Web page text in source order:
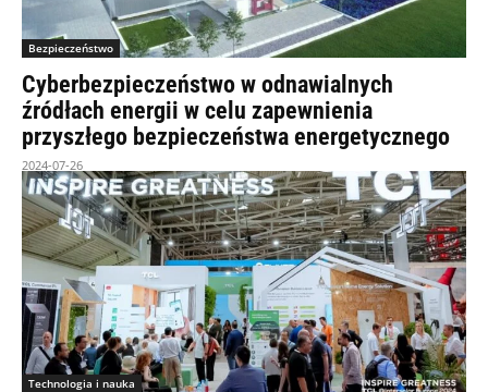
Bezpieczeństwo
Cyberbezpieczeństwo w odnawialnych
źródłach energii w celu zapewnienia
przyszłego bezpieczeństwa energetycznego
2024-07-26
Technologia i nauka